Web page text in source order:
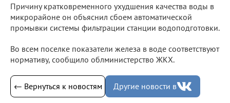
Причину кратковременного ухудшения качества воды в
микрорайоне он объяснил сбоем автоматической
промывки системы фильтрации станции водоподготовки.
Во всем поселке показатели железа в воде соответствуют
нормативу, сообщило облминистерство ЖКХ.
← Вернуться к новостям Другие новости в